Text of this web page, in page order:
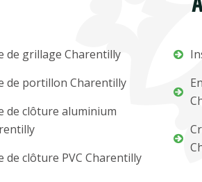
de grillage Charentilly
de portillon Charentilly
de clôture aluminium
de clôture PVC Charentilly